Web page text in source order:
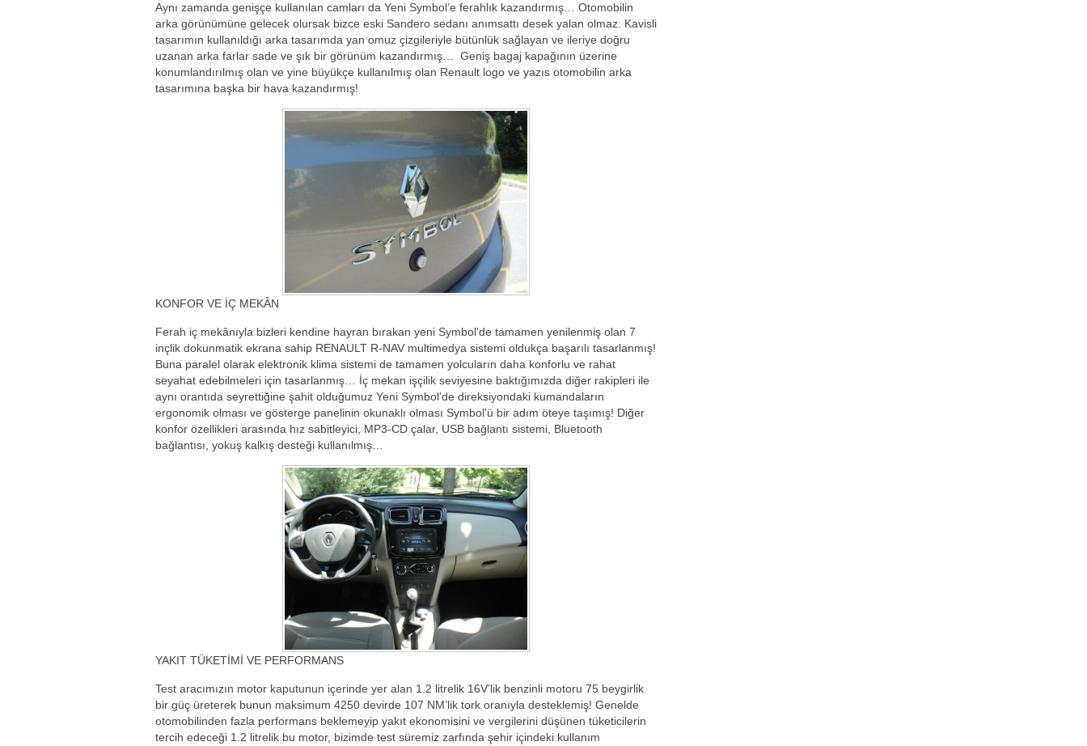
Aynı zamanda genişçe kullanılan camları da Yeni Symbol’e ferahlık kazandırmış… Otomobilin
arka görünümüne gelecek olursak bizce eski Sandero sedanı anımsattı desek yalan olmaz. Kavisli
tasarımın kullanıldığı arka tasarımda yan omuz çizgileriyle bütünlük sağlayan ve ileriye doğru
uzanan arka farlar sade ve şık bir görünüm kazandırmış… Geniş bagaj kapağının üzerine
konumlandırılmış olan ve yine büyükçe kullanılmış olan Renault logo ve yazıs otomobilin arka
tasarımına başka bir hava kazandırmış!
KONFOR VE İÇ MEKÂN
Ferah iç mekânıyla bizleri kendine hayran bırakan yeni Symbol’de tamamen yenilenmiş olan 7
inçlik dokunmatik ekrana sahip RENAULT R-NAV multimedya sistemi oldukça başarılı tasarlanmış!
Buna paralel olarak elektronik klima sistemi de tamamen yolcuların daha konforlu ve rahat
seyahat edebilmeleri için tasarlanmış… İç mekan işçilik seviyesine baktığımızda diğer rakipleri ile
aynı orantıda seyrettiğine şahit olduğumuz Yeni Symbol’de direksiyondaki kumandaların
ergonomik olması ve gösterge panelinin okunaklı olması Symbol’ü bir adım öteye taşımış! Diğer
konfor özellikleri arasında hız sabitleyici, MP3-CD çalar, USB bağlantı sistemi, Bluetooth
bağlantısı, yokuş kalkış desteği kullanılmış…
YAKIT TÜKETİMİ VE PERFORMANS
Test aracımızın motor kaputunun içerinde yer alan 1.2 litrelik 16V’lik benzinli motoru 75 beygirlik
bir güç üreterek bunun maksimum 4250 devirde 107 NM’lik tork oranıyla desteklemiş! Genelde
otomobilinden fazla performans beklemeyip yakıt ekonomisini ve vergilerini düşünen tüketicilerin
tercih edeceği 1.2 litrelik bu motor, bizimde test süremiz zarfında şehir içindeki kullanım